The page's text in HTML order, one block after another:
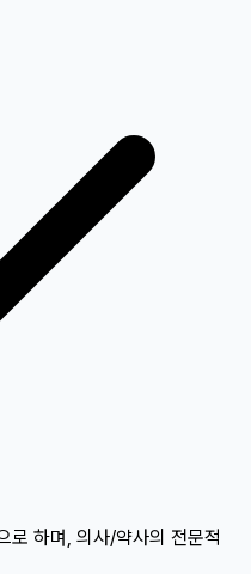
로 하며, 의사/약사의 전문적